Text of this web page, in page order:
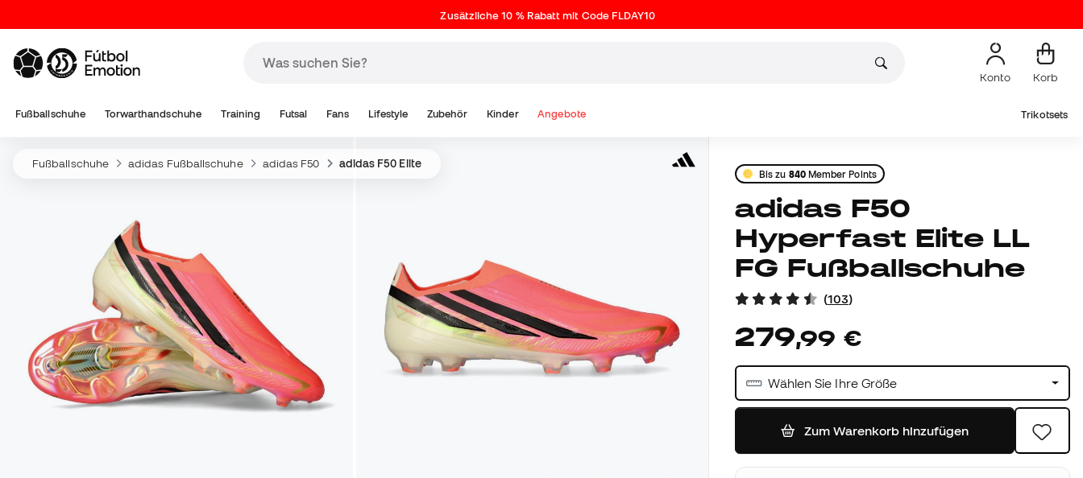
Zusätzliche 10 % Rabatt mit Code FLDAY10
Konto Korb
Fußballschuhe Torwarthandschuhe Training Futsal Fans Lifestyle Zubehör Kinder Angebote Trikotsets
Fußballschuhe adidas Fußballschuhe adidas F50 adidas F50 Elite
Bis zu 840Member Points
adidas F50
Hyperfast Elite LL
FG Fußballschuhe
(103)
279,99 €
Wählen Sie Ihre Größe
Zum Warenkorb hinzufügen